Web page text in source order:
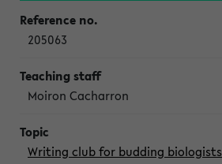
205063
Moiron Cacharron
Writing club for budding biologists